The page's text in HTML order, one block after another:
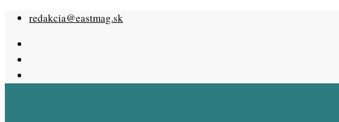
Skip
content
redakcia@eastmag.sk